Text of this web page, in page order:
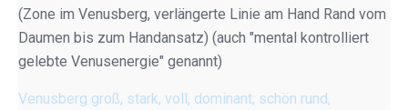
(Zone im Venusberg, verlängerte Linie am Hand Rand vom
Daumen bis zum Handansatz) (auch "mental kontrolliert
gelebte Venusenergie" genannt)
Venusberg groß, stark, voll, dominant, schön rund,